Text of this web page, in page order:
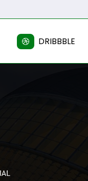
DRIBBBLE